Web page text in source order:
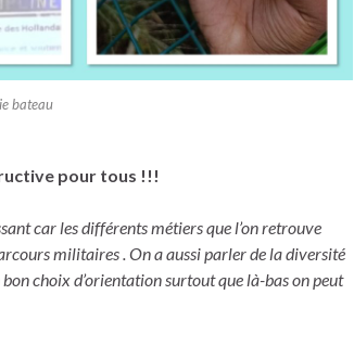
bateau
pour tous !!!
car les différents métiers que l’on retrouve
militaires . On a aussi parler de la diversité
bon choix d’orientation surtout que là-bas on peut